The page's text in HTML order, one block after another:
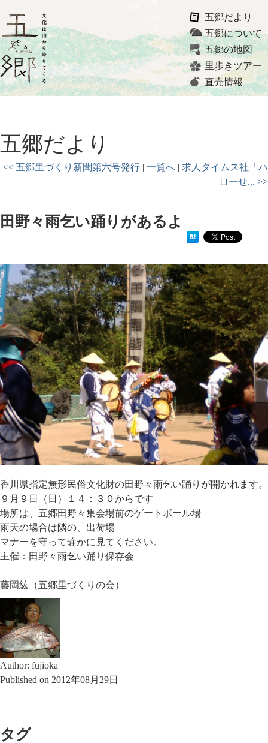
五郷だより
五郷について
五郷の地図
里歩きツアー
直売情報
五郷だより
<< 五郷里づくり新聞第六号発行 | 一覧へ | 求人タイムス社「ハ
ローせ... >>
田野々雨乞い踊りがあるよ
香川県指定無形民俗文化財の田野々雨乞い踊りが開かれます。
９月９日（日）１４：３０からです
場所は、五郷田野々集会場前のゲートボール場
雨天の場合は隣の、出荷場
マナーを守って静かに見てください。
主催：田野々雨乞い踊り保存会
藤岡紘（五郷里づくりの会）
Author: fujioka
Published on 2012年08月29日
タグ